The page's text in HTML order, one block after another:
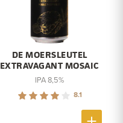
DE MOERSLEUTEL
EXTRAVAGANT MOSAIC
IPA 8,5%
8.1